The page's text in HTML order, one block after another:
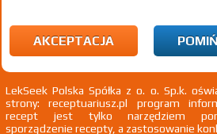
gdzie indziej
R52 Ból niesklasyfikowany
R52.2 Inny ból przewlekły
AKCEPTACJA POMIŃ
LekSeek Polska Spółka z o. o. Sp.k.
strony: receptuariusz.pl program
recept jest tylko narzędziem
sporządzenie recepty, a zastosowanie